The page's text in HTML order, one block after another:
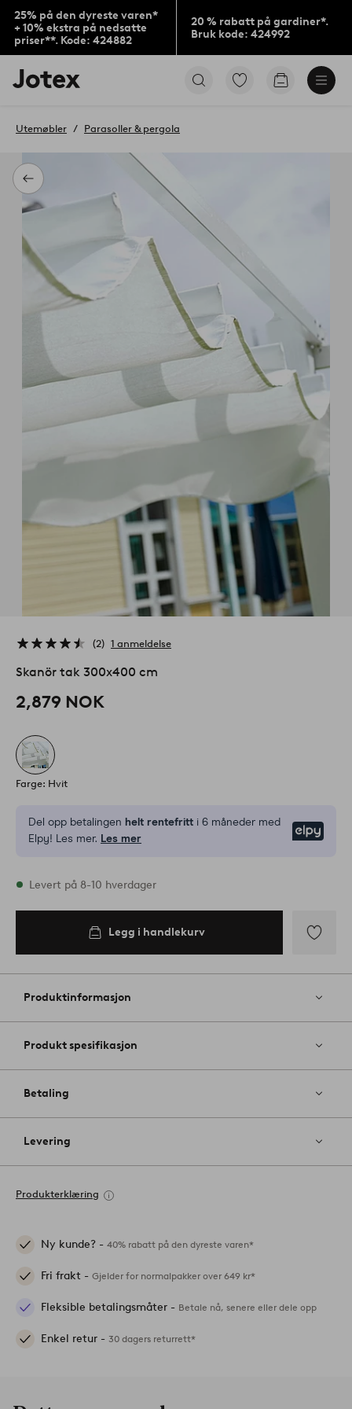
25% på den dyreste varen*
+ 10% ekstra på nedsatte
priser**. Kode: 424882
20 % rabatt på gardiner*.
Bruk kode: 424992
Jotex’
logo
til
Gå
Gå
Tilbake
Utemøbler Parasoller & pergola
2 1 anmeldelse
Skanör tak 300x400 cm
2,879 NOK
Farge: Hvit
Del opp betalingen helt rentefritt i 6 måneder med
Elpy! Les mer. Les mer
På lager
Levert på 8-10 hverdager
Legg i handlekurv
til
Produktinformasjon
Produkt spesifikasjon
Betaling
Levering
Produkterklæring
Ny kunde? - 40% rabatt på den dyreste varen*
Fri frakt - Gjelder for normalpakker over 649 kr*
Fleksible betalingsmåter - Betale nå, senere eller dele opp
Enkel retur - 30 dagers returrett*